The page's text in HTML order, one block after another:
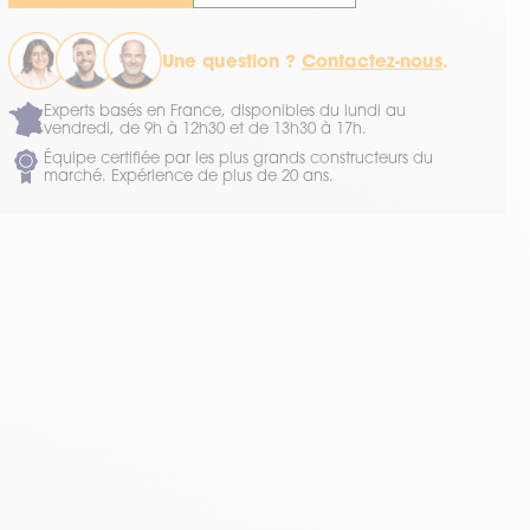
Une question ?Contactez-nous.
Experts basés en France, disponibles du lundi au
vendredi, de 9h à 12h30 et de 13h30 à 17h.
Équipe certifiée par les plus grands constructeurs du
marché. Expérience de plus de 20 ans.